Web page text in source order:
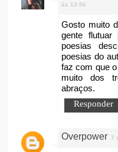
às 13:56
Gosto muito
gente flutuar
poesias
poesias do
faz com que
muito dos
abraços.
Responder
Overpower 7